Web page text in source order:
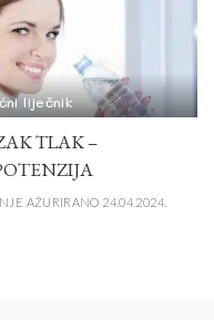
liječnik
TLAK –
AŽURIRANO 24.04.2024.